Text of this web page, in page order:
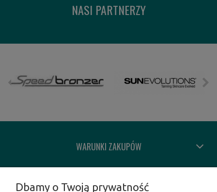
NASI PARTNERZY
WARUNKI ZAKUPÓW
Dbamy o Twoją prywatność